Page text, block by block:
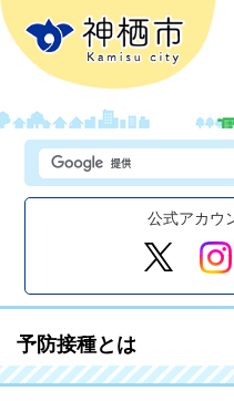
公式アカウ
予防接種とは